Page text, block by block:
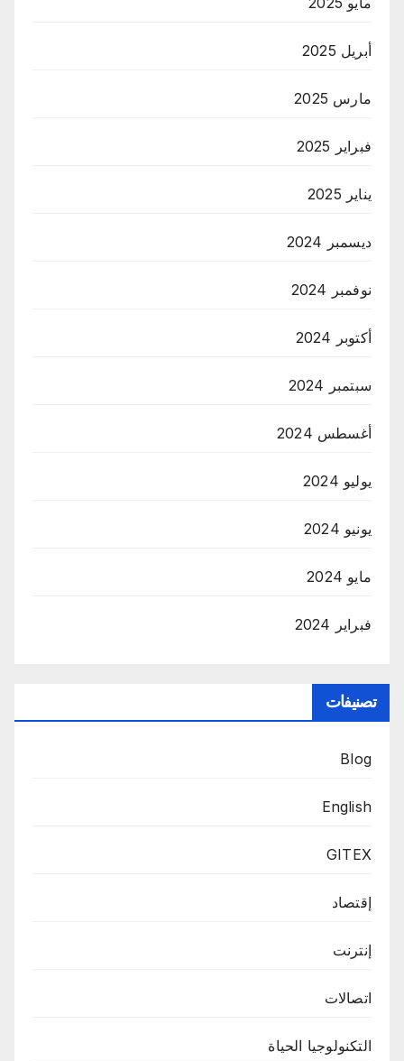
أبريل 2025
مارس 2025
فبراير 2025
يناير 2025
ديسمبر 2024
نوفمبر 2024
أكتوبر 2024
سبتمبر 2024
أغسطس 2024
يوليو 2024
يونيو 2024
مايو 2024
فبراير 2024
تصنيفات
Blog
English
GITEX
إقتصاد
إنترنت
اتصالات
التكنولوجيا الحياة